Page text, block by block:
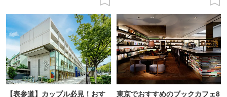
【表参道】カップル必見！おす
東京でおすすめのブックカフェ8